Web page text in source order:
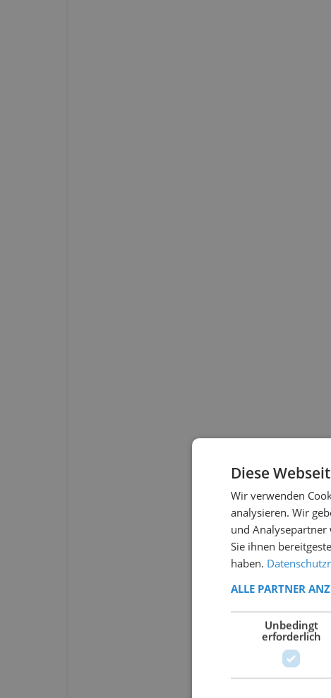
Diese
Wir verwenden
analysieren. Wir
und
Sie ihnen
haben.
ALLE PARTNER
Unbedingt
erforderlich